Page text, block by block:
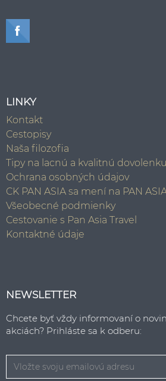
LINKY
Kontakt
Cestopisy
Naša filozofia
Tipy na lacnú a kvalitnú dovolenku
Ochrana osobných údajov
CK PAN ASIA sa mení na PAN ASIA
Všeobecné podmienky
Cestovanie s Pan Asia Travel
Kontaktné údaje
NEWSLETTER
Chcete byť vždy informovaní o
akciách? Prihláste sa k odberu: